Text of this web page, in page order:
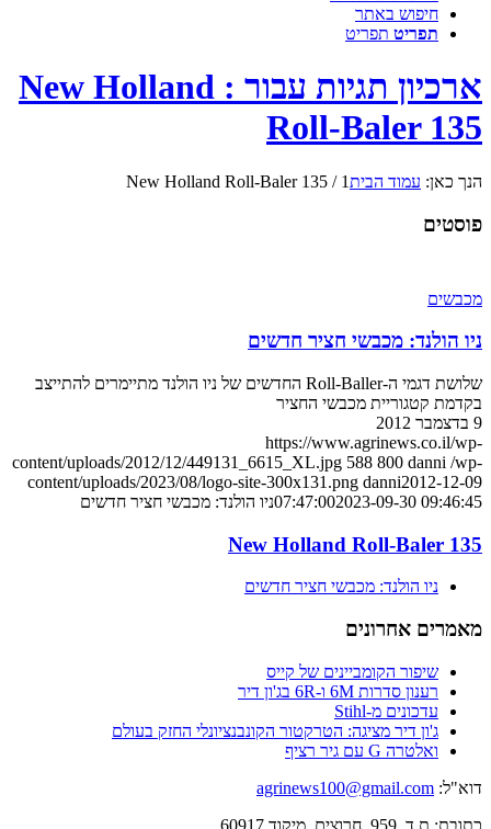
חיפוש באתר
תפריט תפריט
ארכיון תגיות עבור : New Holland
Roll-Baler 135
הנך כאן: עמוד הבית1
/
New Holland Roll-Baler 135
פוסטים
מכבשים
ניו הולנד: מכבשי חציר חדשים
שלושת דגמי ה-Roll-Baller החדשים של ניו הולנד מתיימרים להתייצב
בקדמת קטגוריית מכבשי החציר
9 בדצמבר 2012
https://www.agrinews.co.il/wp-
content/uploads/2012/12/449131_6615_XL.jpg 588 800 danni /wp-
content/uploads/2023/08/logo-site-300x131.png danni2012-12-09
07:47:002023-09-30 09:46:45 ניו הולנד: מכבשי חציר חדשים
New Holland Roll-Baler 135
ניו הולנד: מכבשי חציר חדשים
מאמרים אחרונים
שיפור הקומביינים של קייס
רענון סדרות 6M ו-6R בג'ון דיר
עדכונים מ-Stihl
ג'ון דיר מציגה: הטרקטור הקונבנציונלי החזק בעולם
ואלטרה G עם גיר רציף
דוא"ל: agrinews100@gmail.com
כתובת: ת.ד. 959, חרוצים, מיקוד 60917